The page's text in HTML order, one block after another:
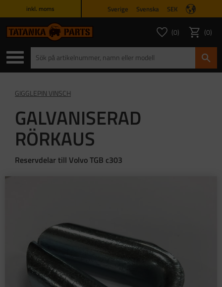
inkl. moms Sverige Svenska SEK
Favoriter
ANTAL
0 Kundvagn
0
GIGGLEPIN VINSCH
GALVANISERAD
RÖRKAUS
Reservdelar till Volvo TGB c303